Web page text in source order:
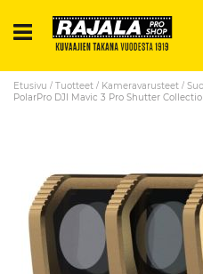
Etusivu Tuotteet Kameravarusteet
PolarPro DJI Mavic 3 Pro Shutter
images
gallery